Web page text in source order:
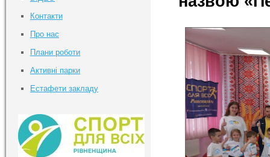
Контакти
Про нас
Плани роботи
Активні парки
Естафети закладу